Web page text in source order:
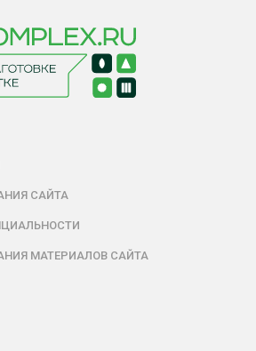
САЙТА
МАТЕРИАЛОВ САЙТА